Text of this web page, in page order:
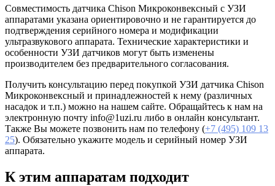
Совместимость датчика Chison Микроконвексный с УЗИ
аппаратами указана ориентировочно и не гарантируется до
подтверждения серийного номера и модификации
ультразвукового аппарата. Технические характеристики и
особенности УЗИ датчиков могут быть изменены
производителем без предварительного согласования.
Получить консультацию перед покупкой УЗИ датчика Chison
Микроконвексный и принадлежностей к нему (различных
насадок и т.п.) можно на нашем сайте. Обращайтесь к нам на
электронную почту info@1uzi.ru либо в онлайн консультант.
Также Вы можете позвонить нам по телефону (+7 (495) 109 13
25). Обязательно укажите модель и серийный номер УЗИ
аппарата.
К этим аппаратам подходит